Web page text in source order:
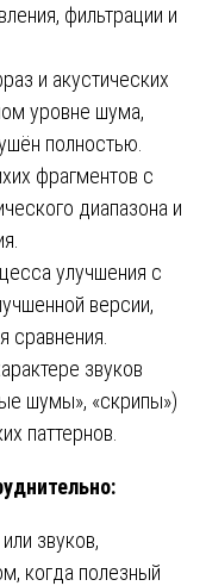
фильтрации и
и акустических
уровне шума,
полностью.
фрагментов с
диапазона и
улучшения с
версии,
сравнения.
звуков
шумы», «скрипы»)
паттернов.
звуков,
когда полезный